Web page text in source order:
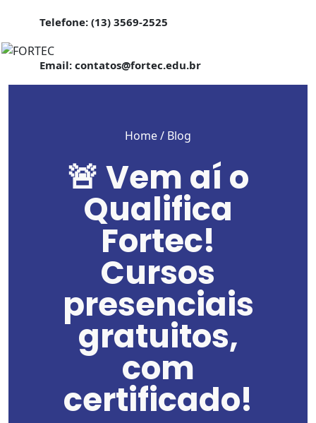
Telefone: (13) 3569-2525
Email: contatos@fortec.edu.br
Home/ Blog
🚨 Vem aí o
Qualifica
Fortec!
Cursos
presenciais
gratuitos,
com
certificado!